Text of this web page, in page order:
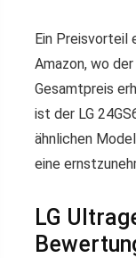
Ein Preisvorteil
Amazon, wo
Gesamtpreis
ist der LG
ähnlichen
eine
LG